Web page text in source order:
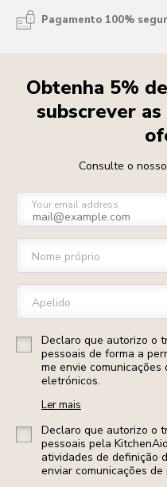
Pagamento 100%
Obtenha 5%
subscrever
Consulte o nosso
Your email address
Nome próprio
Apelido
Declaro que autorizo o
pessoais de forma a
me envie
eletrónicos.
Ler mais
Declaro que autorizo o
pessoais pela
atividades de definição
enviar comunicações